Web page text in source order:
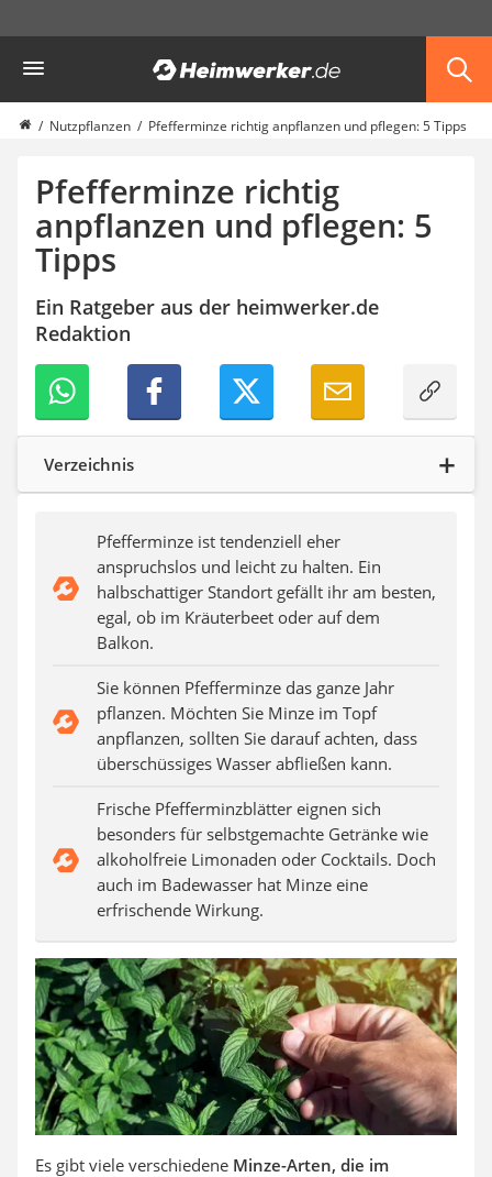
Garten
Akku-Laubsauger
Faltpavillon
Schlauchtrommel
Solar-Lichterkette außen
Teleskopleiter
Ameisengift
Pavillon
Sichtschutzstreifen
Akku-Laubbläser
Koifutter
Kassettenmarkise
Bosch-Heckenschere
Stihl-Laubbläser
Minidumper
Nutzpflanzen Pfefferminze richtig anpflanzen und pflegen: 5 Tipps
Pfefferminze richtig
anpflanzen und pflegen: 5
Tipps
Ein Ratgeber aus der heimwerker.de
Redaktion
Verzeichnis
Pfefferminze ist tendenziell eher
anspruchslos und leicht zu halten. Ein
halbschattiger Standort gefällt ihr am besten,
egal, ob im Kräuterbeet oder auf dem
Balkon.
Sie können Pfefferminze das ganze Jahr
pflanzen. Möchten Sie Minze im Topf
anpflanzen, sollten Sie darauf achten, dass
überschüssiges Wasser abfließen kann.
Frische Pfefferminzblätter eignen sich
besonders für selbstgemachte Getränke wie
alkoholfreie Limonaden oder Cocktails. Doch
auch im Badewasser hat Minze eine
erfrischende Wirkung.
Es gibt viele verschiedene Minze-Arten, die im